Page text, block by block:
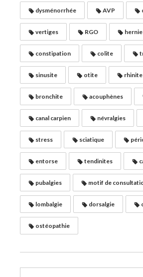
dysménorrhée AVP
vertiges RGO hernie
constipation colite
sinusite otite rhinite
bronchite acouphènes
canal carpien névralgies
stress sciatique
entorse tendinites
pubalgies motif de
lombalgie dorsalgie
ostéopathie